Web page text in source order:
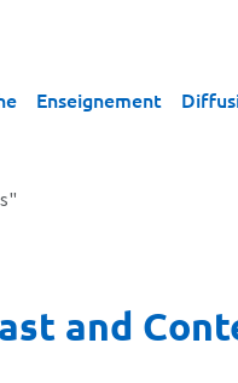
Enseignement
and